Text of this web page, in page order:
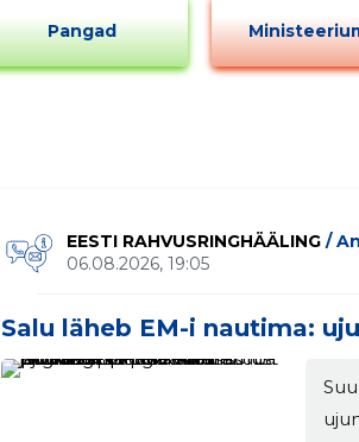
Pangad
EESTI RAHVUSRINGHÄÄLING /
06.08.2026, 19:05
Salu läheb EM-i nautima:
Muuda pildi